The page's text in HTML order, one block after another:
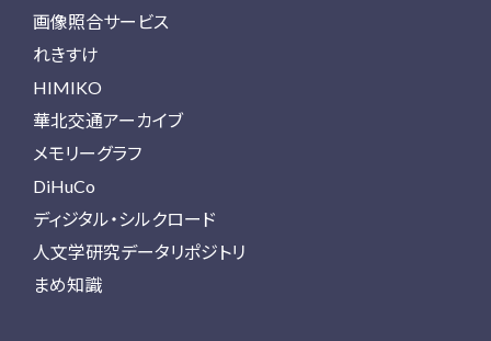
画像照合サービス
れきすけ
HIMIKO
華北交通アーカイブ
メモリーグラフ
DiHuCo
ディジタル・シルクロード
人文学研究データリポジトリ
まめ知識